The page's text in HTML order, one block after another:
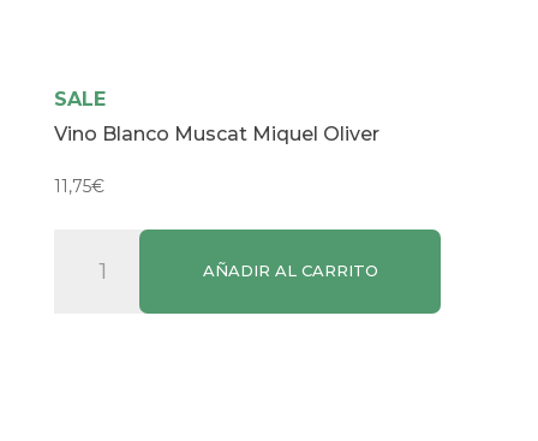
SALE
Vino Blanco Muscat Miquel Oliver
11,75€
Blanco
AÑADIR AL CARRITO